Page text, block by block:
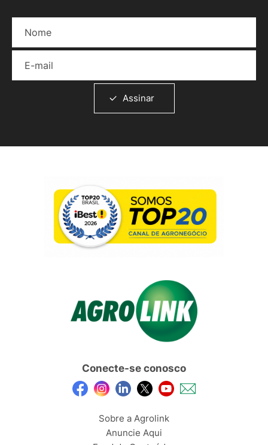
Assinar
Conecte-se conosco
Sobre a Agrolink
Anuncie Aqui